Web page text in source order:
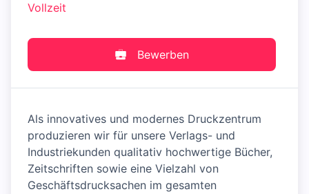
Vollzeit
Bewerben
Als innovatives und modernes Druckzentrum
produzieren wir für unsere Verlags- und
Industriekunden qualitativ hochwertige Bücher,
Zeitschriften sowie eine Vielzahl von
Geschäftsdrucksachen im gesamten